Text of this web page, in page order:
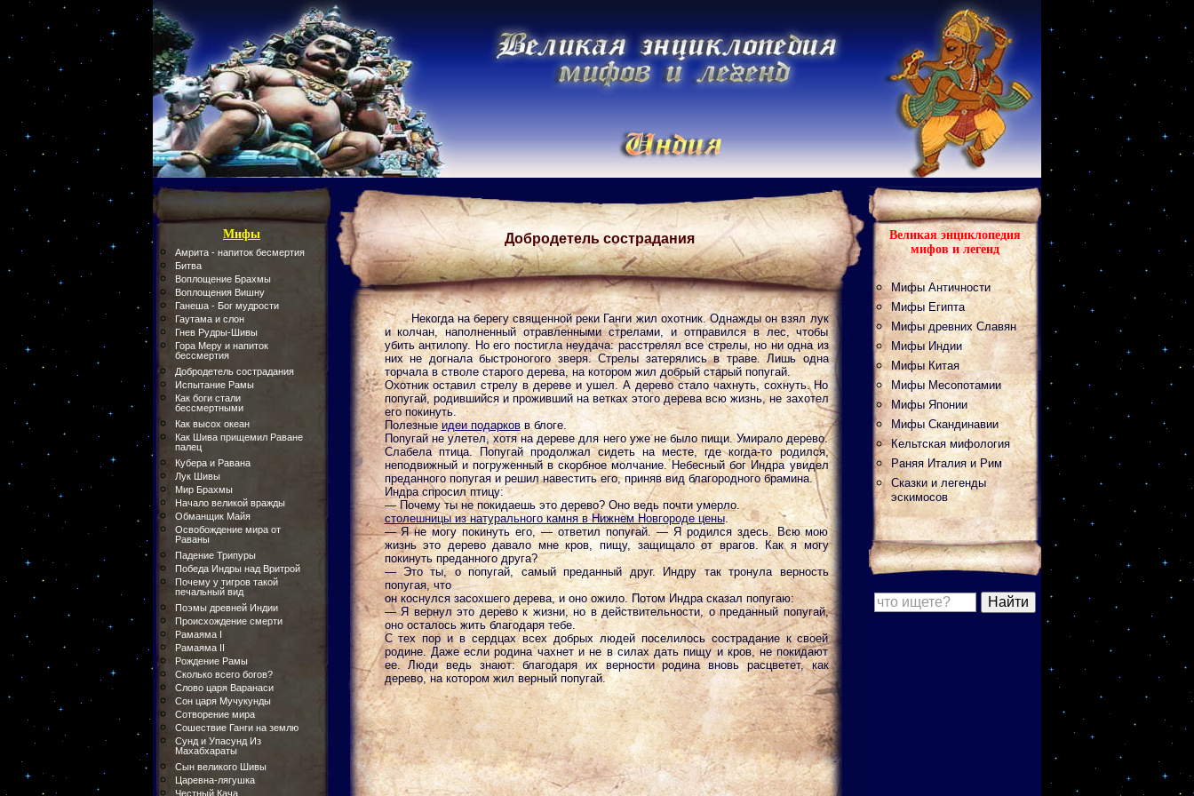
Мифы
Амрита - напиток бесмертия
Битва
Воплощение Брахмы
Воплощения Вишну
Ганеша - Бог мудрости
Гаутама и слон
Гнев Рудры-Шивы
Гора Меру и напиток
бессмертия
Добродетель сострадания
Испытание Рамы
Как боги стали
бессмертными
Как высох океан
Как Шива прищемил Раване
палец
Кубера и Равана
Лук Шивы
Мир Брахмы
Начало великой вражды
Обманщик Майя
Освобождение мира от
Раваны
Падение Трипуры
Победа Индры над Вритрой
Почему у тигров такой
печальный вид
Поэмы древней Индии
Происхождение смерти
Рамаяма I
Рамаяма II
Рождение Рамы
Сколько всего богов?
Слово царя Варанаси
Сон царя Мучукунды
Сотворение мира
Сошествие Ганги на землю
Сунд и Упасунд Из
Махабхараты
Сын великого Шивы
Царевна-лягушка
Честный Кача
Добродетель сострадания
Некогда на берегу священной реки Ганги жил охотник. Однажды он взял лук
и колчан, наполненный отравленными стрелами, и отправился в лес, чтобы
убить антилопу. Но его постигла неудача: расстрелял все стрелы, но ни одна из
них не догнала быстроногого зверя. Стрелы затерялись в траве. Лишь одна
торчала в стволе старого дерева, на котором жил добрый старый попугай.
Охотник оставил стрелу в дереве и ушел. А дерево стало чахнуть, сохнуть. Но
попугай, родившийся и проживший на ветках этого дерева всю жизнь, не захотел
его покинуть.
Полезныеидеи подарковв блоге.
Попугай не улетел, хотя на дереве для него уже не было пищи. Умирало дерево.
Слабела птица. Попугай продолжал сидеть на месте, где когда-то родился,
неподвижный и погруженный в скорбное молчание. Небесный бог Индра увидел
преданного попугая и решил навестить его, приняв вид благородного брамина.
Индра спросил птицу:
— Почему ты не покидаешь это дерево? Оно ведь почти умерло.
столешницы из натурального камня в Нижнем Новгороде цены.
— Я не могу покинуть его, — ответил попугай. — Я родился здесь. Всю мою
жизнь это дерево давало мне кров, пищу, защищало от врагов. Как я могу
покинуть преданного друга?
— Это ты, о попугай, самый преданный друг. Индру так тронула верность
попугая, что
он коснулся засохшего дерева, и оно ожило. Потом Индра сказал попугаю:
— Я вернул это дерево к жизни, но в действительности, о преданный попугай,
оно осталось жить благодаря тебе.
С тех пор и в сердцах всех добрых людей поселилось сострадание к своей
родине. Даже если родина чахнет и не в силах дать пищу и кров, не покидают
ее. Люди ведь знают: благодаря их верности родина вновь расцветет, как
дерево, на котором жил верный попугай.
Великая энциклопедия
мифов и легенд
Мифы Античности
Мифы Египта
Мифы древних Славян
Мифы Индии
Мифы Китая
Мифы Месопотамии
Мифы Японии
Мифы Скандинавии
Кельтская мифология
Раняя Италия и Рим
Сказки и легенды
эскимосов